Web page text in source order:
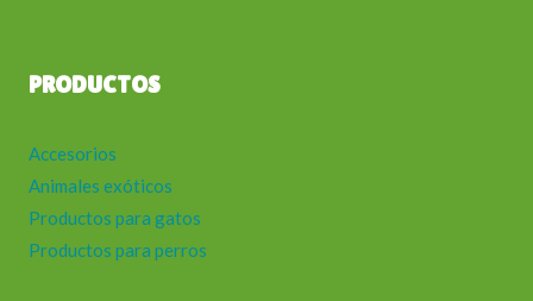
PRODUCTOS
Accesorios
Animales exóticos
Productos para gatos
Productos para perros